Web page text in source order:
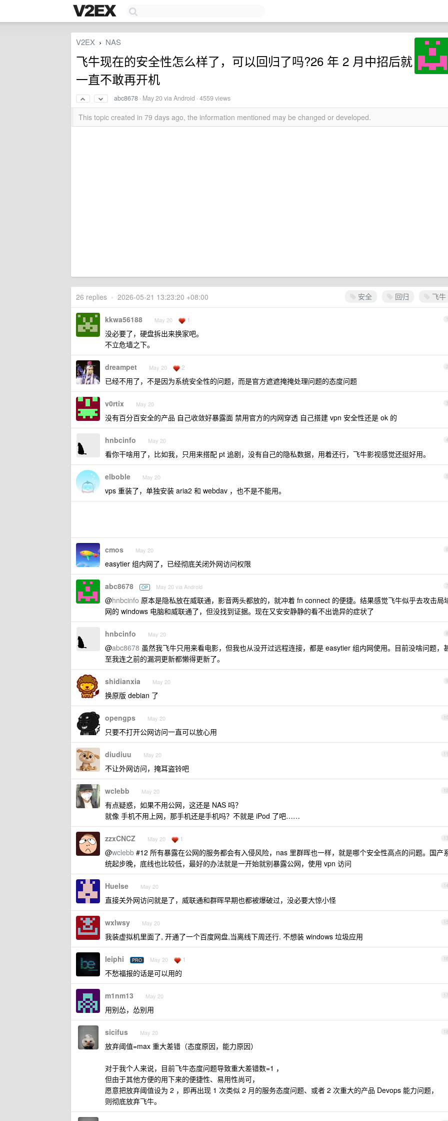
V2EX › NAS
飞牛现在的安全性怎么样了，可以回归了吗?26 年 2 月中招后就
一直不敢再开机
abc8678 · May 20via Android · 4559 views
This topic created in 79 days ago, the information mentioned may be changed or developed.
安全 回归 飞牛
26 replies • 2026-05-21 13:23:20 +08:00
1
kkwa56188 May 20 1
没必要了，硬盘拆出来换家吧。
不立危墙之下。
2
dreampet May 20 2
已经不用了，不是因为系统安全性的问题，而是官方遮遮掩掩处理问题的态度问题
3
v0rtix May 20
没有百分百安全的产品 自己收敛好暴露面 禁用官方的内网穿透 自己搭建 vpn 安全性还是 ok 的
4
hnbcinfo May 20
看你干啥用了，比如我，只用来搭配 pt 追剧，没有自己的隐私数据，用着还行，飞牛影视感觉还挺好用。
5
elboble May 20
vps 重装了，单独安装 aria2 和 webdav ，也不是不能用。
6
cmos May 20
easytier 组内网了，已经彻底关闭外网访问权限
7
abc8678 OP May 20 via Android
@hnbcinfo 原本是隐私放在威联通，影音两头都放的，就冲着 fn connect 的便捷。结果感觉飞牛似乎去攻击局
网的 windows 电脑和威联通了，但没找到证据。现在又安安静静的看不出诡异的症状了
8
hnbcinfo May 20
@abc8678 虽然我飞牛只用来看电影，但我也从没开过远程连接，都是 easytier 组内网使用。目前没啥问题，
至我连之前的漏洞更新都懒得更新了。
9
shidianxia May 20
换原版 debian 了
10
opengps May 20
只要不打开公网访问一直可以放心用
11
diudiuu May 20
不让外网访问，掩耳盗铃吧
12
wclebb May 20
有点疑惑，如果不用公网，这还是 NAS 吗？
就像 手机不用上网，那手机还是手机吗？不就是 iPod 了吧……
13
zzxCNCZ May 20 1
@wclebb #12 所有暴露在公网的服务都会有入侵风险，nas 里群晖也一样，就是哪个安全性高点的问题。国产
统起步晚，底线也比较低，最好的办法就是一开始就别暴露公网，使用 vpn 访问
14
Huelse May 20
直接关外网访问就是了，威联通和群晖早期也都被爆破过，没必要大惊小怪
15
wxlwsy May 20
我装虚拟机里面了, 开通了一个百度网盘,当离线下周还行. 不想装 windows 垃圾应用
16
leiphi PRO May 20 1
不愁福报的话是可以用的
17
m1nm13 May 20
用别怂，怂别用
18
sicifus May 20
放弃阈值=max 重大差错（态度原因，能力原因）
对于我个人来说，目前飞牛态度问题导致重大差错数=1 ，
但由于其他方便的用下来的便捷性、易用性尚可，
愿意把放弃阈值设为 2 ，即再出现 1 次类似 2 月的服务态度问题、或者 2 次重大的产品 Devops 能力问题，
则彻底放弃飞牛。